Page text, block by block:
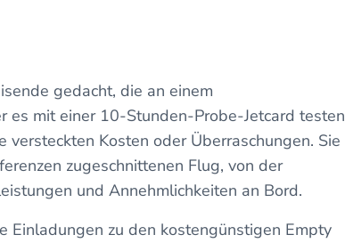
gedacht, die an einem
es mit einer 10-Stunden-Probe-Jetcard testen
Kosten oder Überraschungen. Sie
zugeschnittenen Flug, von der
und Annehmlichkeiten an Bord.
Einladungen zu den kostengünstigen Empty